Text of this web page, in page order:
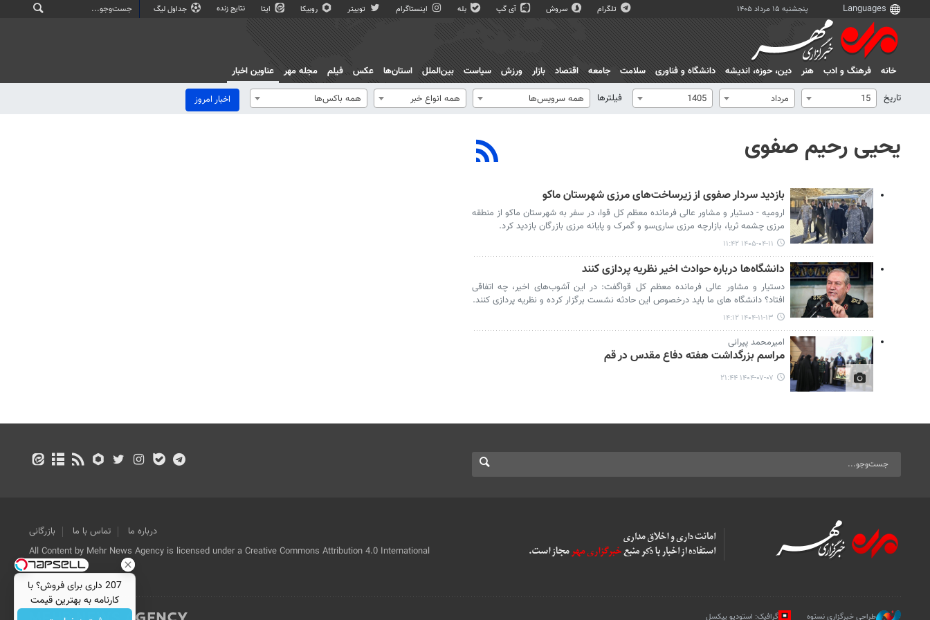
پنجشنبه ۱۵ مرداد ۱۴۰۵ تلگرام سروش آی گپ بله اینستاگرام توییتر روبیکا ایتا نتایج زنده جداول لیگ
خانه فرهنگ و ادب هنر دين، حوزه، انديشه دانشگاه و فناوری سلامت جامعه اقتصاد بازار ورزش سیاست بین‌الملل استان‌ها عکس فیلم مجله مهر
عناوین اخبار
تاریخ
15 مرداد 1405 فیلترها همه سرویس‌ها همه انواع خبر همه باکس‌ها اخبار امروز
یحیی رحیم صفوی
بازدید سردار صفوی از زیرساخت‌های مرزی شهرستان ماکو
ارومیه - دستیار و مشاور عالی فرمانده معظم کل قوا، در سفر به شهرستان ماکو از منطقه
مرزی چشمه ثریا، بازارچه مرزی ساری‌سو و گمرک و پایانه مرزی بازرگان بازدید کرد.
۱۴۰۵-۰۴-۱۱ ۱۱:۴۲
دانشگاه‌ها درباره حوادث اخیر نظریه پردازی کنند
دستیار و مشاور عالی فرمانده معظم کل قواگفت: در این آشوب‌های اخیر، چه اتفاقی
افتاد؟ دانشگاه های ما باید درخصوص این حادثه نشست برگزار کرده و نظریه پردازی کنند.
۱۴۰۴-۱۱-۱۳ ۱۴:۱۲
امیرمحمد پیرانی
مراسم بزرگداشت هفته دفاع مقدس در قم
۱۴۰۴-۰۷-۰۷ ۲۱:۴۴
درباره ما تماس با ما
بازرگانی
All Content by Mehr News Agency is licensed under a Creative Commons Attribution 4.0 International
License.
طراحی خبرگزاری نستوه گرافیک: استودیو پیکسل
207 داری برای فروش؟ با
کارنامه به بهترین قیمت
بفروش!